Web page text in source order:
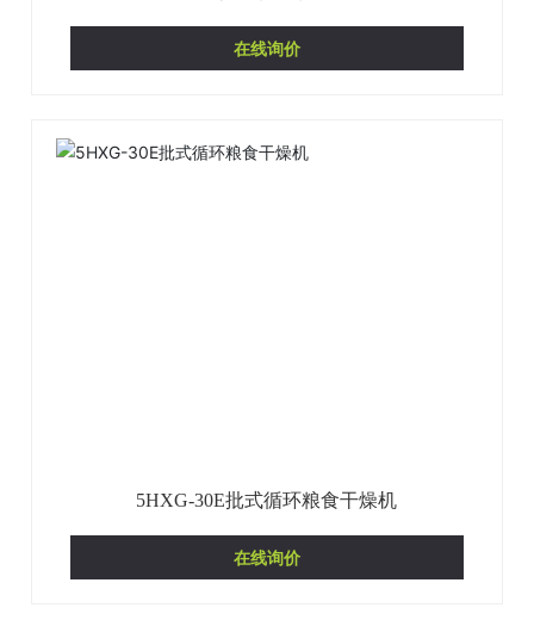
在线询价
5HXG-30E批式循环粮食干燥机
在线询价